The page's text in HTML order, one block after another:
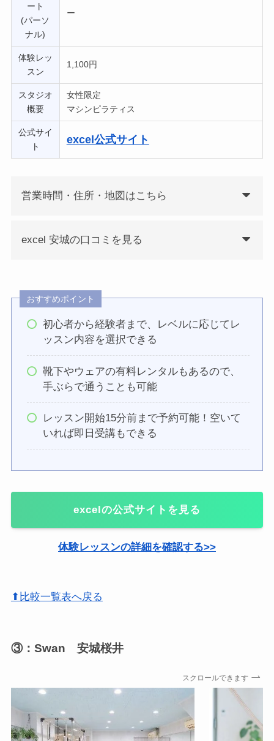
ート
(パーソ
ナル)
ー
体験レッ
スン
1,100円
スタジオ
概要
女性限定
マシンピラティス
公式サイ
ト
excel公式サイト
営業時間・住所・地図はこちら
excel 安城の口コミを見る
おすすめポイント
初心者から経験者まで、レベルに応じてレ
ッスン内容を選択できる
靴下やウェアの有料レンタルもあるので、
手ぶらで通うことも可能
レッスン開始15分前まで予約可能！空いて
いれば即日受講もできる
excelの公式サイトを見る
体験レッスンの詳細を確認する>>
⬆比較一覧表へ戻る
③：Swan 安城桜井
スクロールできます